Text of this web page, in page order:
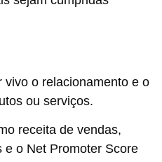
vivo o relacionamento e o
ou serviços.
receita de vendas,
e o Net Promoter Score